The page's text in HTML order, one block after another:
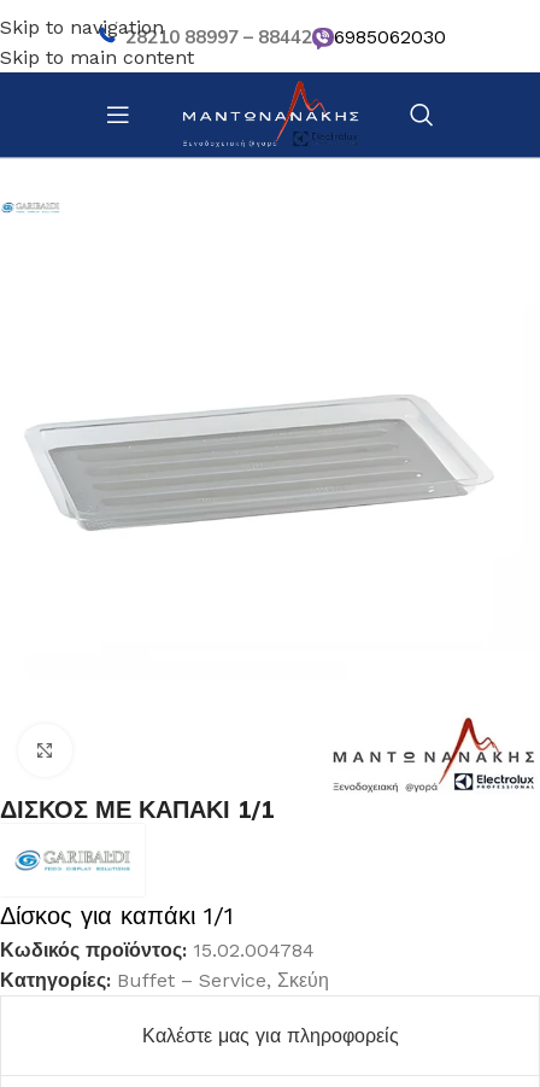
Skip to navigation
Skip to main content
28210 88997 – 88442 6985062030
Αρχική σελίδα/
ΔΙΣΚΟΣ ΜΕ ΚΑΠΑΚΙ 1/1
Δίσκος για καπάκι 1/1
Κωδικός προϊόντος: 15.02.004784
Κατηγορίες: Buffet – Service, Σκεύη
Καλέστε μας για πληροφορείς